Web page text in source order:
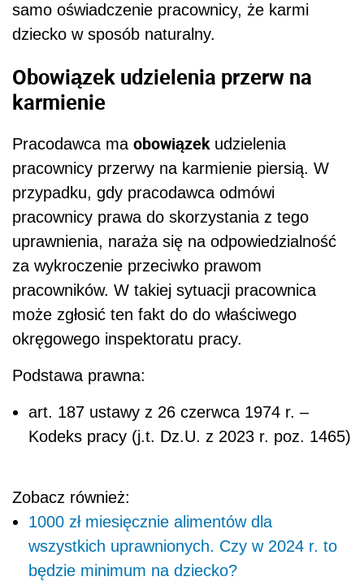
samo oświadczenie pracownicy, że karmi
dziecko w sposób naturalny.
Obowiązek udzielenia przerw na
karmienie
Pracodawca ma obowiązek udzielenia
pracownicy przerwy na karmienie piersią. W
przypadku, gdy pracodawca odmówi
pracownicy prawa do skorzystania z tego
uprawnienia, naraża się na odpowiedzialność
za wykroczenie przeciwko prawom
pracowników. W takiej sytuacji pracownica
może zgłosić ten fakt do do właściwego
okręgowego inspektoratu pracy.
Podstawa prawna:
art. 187 ustawy z 26 czerwca 1974 r. –
Kodeks pracy (j.t. Dz.U. z 2023 r. poz. 1465)
Zobacz również:
1000 zł miesięcznie alimentów dla
wszystkich uprawnionych. Czy w 2024 r. to
będzie minimum na dziecko?